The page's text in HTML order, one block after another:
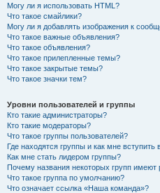
Могу ли я использовать HTML?
Что такое смайлики?
Могу ли я добавлять изображения к
Что такое важные объявления?
Что такое объявления?
Что такое прилепленные темы?
Что такое закрытые темы?
Что такое значки тем?
Уровни пользователей и группы
Кто такие администраторы?
Кто такие модераторы?
Что такое группы пользователей?
Где находятся группы и как мне вступить
Как мне стать лидером группы?
Почему названия некоторых групп имеют
Что такое группа по умолчанию?
Что означает ссылка «Наша команда»?